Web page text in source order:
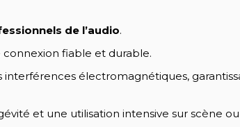
de l’audio.
connexion fiable et durable.
électromagnétiques,
et une utilisation intensive sur scène